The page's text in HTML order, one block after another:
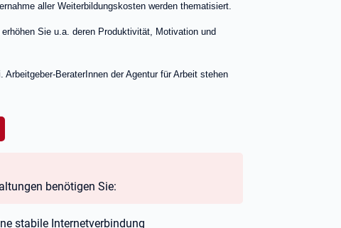
aller Weiterbildungskosten werden thematisiert.
Sie u.a. deren Produktivität, Motivation und
BeraterInnen der Agentur für Arbeit stehen
benötigen Sie:
stabile Internetverbindung